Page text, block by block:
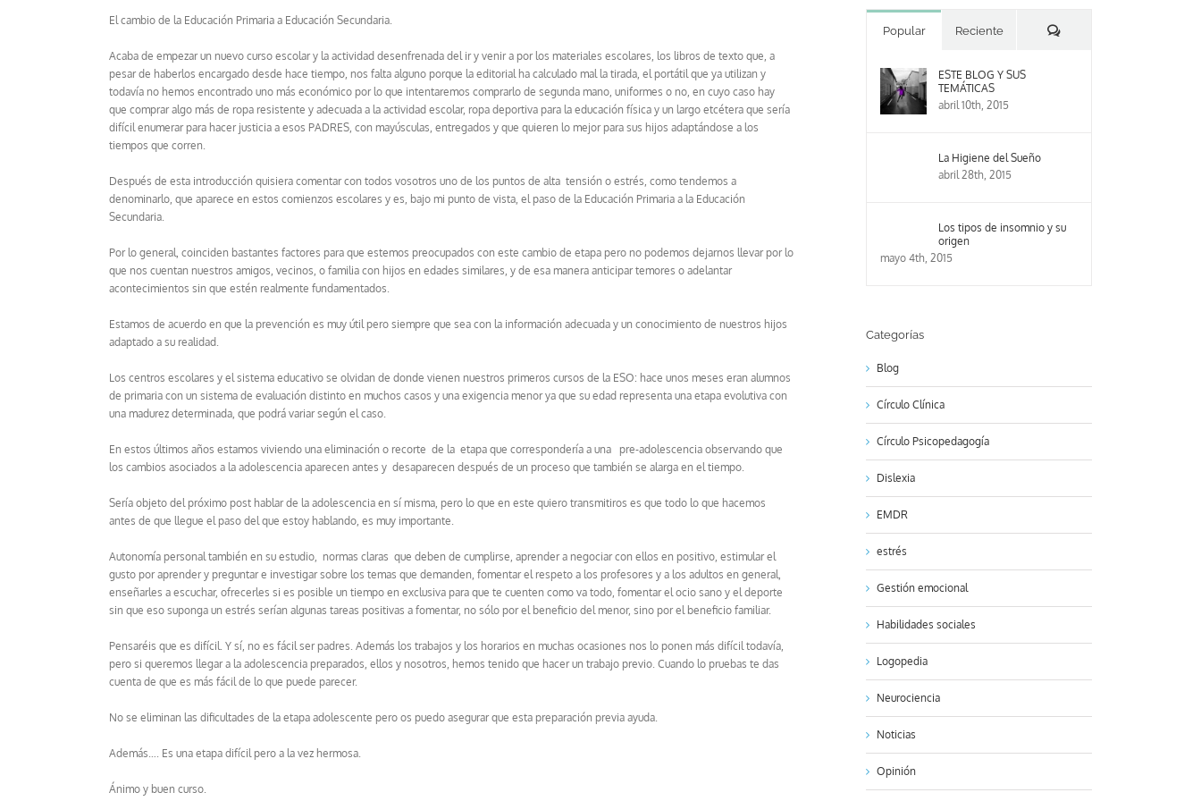
El cambio de la Educación Primaria a Educación Secundaria.
Acaba de empezar un nuevo curso escolar y la actividad desenfrenada del ir y venir a por los materiales escolares, los libros de texto que, a
pesar de haberlos encargado desde hace tiempo, nos falta alguno porque la editorial ha calculado mal la tirada, el portátil que ya utilizan y
todavía no hemos encontrado uno más económico por lo que intentaremos comprarlo de segunda mano, uniformes o no, en cuyo caso hay
que comprar algo más de ropa resistente y adecuada a la actividad escolar, ropa deportiva para la educación física y un largo etcétera que sería
difícil enumerar para hacer justicia a esos PADRES, con mayúsculas, entregados y que quieren lo mejor para sus hijos adaptándose a los
tiempos que corren.
Después de esta introducción quisiera comentar con todos vosotros uno de los puntos de alta tensión o estrés, como tendemos a
denominarlo, que aparece en estos comienzos escolares y es, bajo mi punto de vista, el paso de la Educación Primaria a la Educación
Secundaria.
Por lo general, coinciden bastantes factores para que estemos preocupados con este cambio de etapa pero no podemos dejarnos llevar por lo
que nos cuentan nuestros amigos, vecinos, o familia con hijos en edades similares, y de esa manera anticipar temores o adelantar
acontecimientos sin que estén realmente fundamentados.
Estamos de acuerdo en que la prevención es muy útil pero siempre que sea con la información adecuada y un conocimiento de nuestros hijos
adaptado a su realidad.
Los centros escolares y el sistema educativo se olvidan de donde vienen nuestros primeros cursos de la ESO: hace unos meses eran alumnos
de primaria con un sistema de evaluación distinto en muchos casos y una exigencia menor ya que su edad representa una etapa evolutiva con
una madurez determinada, que podrá variar según el caso.
En estos últimos años estamos viviendo una eliminación o recorte de la etapa que correspondería a una pre-adolescencia observando que
los cambios asociados a la adolescencia aparecen antes y desaparecen después de un proceso que también se alarga en el tiempo.
Sería objeto del próximo post hablar de la adolescencia en sí misma, pero lo que en este quiero transmitiros es que todo lo que hacemos
antes de que llegue el paso del que estoy hablando, es muy importante.
Autonomía personal también en su estudio, normas claras que deben de cumplirse, aprender a negociar con ellos en positivo, estimular el
gusto por aprender y preguntar e investigar sobre los temas que demanden, fomentar el respeto a los profesores y a los adultos en general,
enseñarles a escuchar, ofrecerles si es posible un tiempo en exclusiva para que te cuenten como va todo, fomentar el ocio sano y el deporte
sin que eso suponga un estrés serían algunas tareas positivas a fomentar, no sólo por el beneficio del menor, sino por el beneficio familiar.
Pensaréis que es difícil. Y sí, no es fácil ser padres. Además los trabajos y los horarios en muchas ocasiones nos lo ponen más difícil todavía,
pero si queremos llegar a la adolescencia preparados, ellos y nosotros, hemos tenido que hacer un trabajo previo. Cuando lo pruebas te das
cuenta de que es más fácil de lo que puede parecer.
No se eliminan las dificultades de la etapa adolescente pero os puedo asegurar que esta preparación previa ayuda.
Además…. Es una etapa difícil pero a la vez hermosa.
Ánimo y buen curso.
Popular Reciente Comentarios
ESTE BLOG Y SUS
TEMÁTICAS
abril 10th, 2015
La Higiene del Sueño
abril 28th, 2015
Los tipos de insomnio y su
origen
mayo 4th, 2015
Categorías
Blog
Círculo Clínica
Círculo Psicopedagogía
Dislexia
EMDR
estrés
Gestión emocional
Habilidades sociales
Logopedia
Neurociencia
Noticias
Opinión